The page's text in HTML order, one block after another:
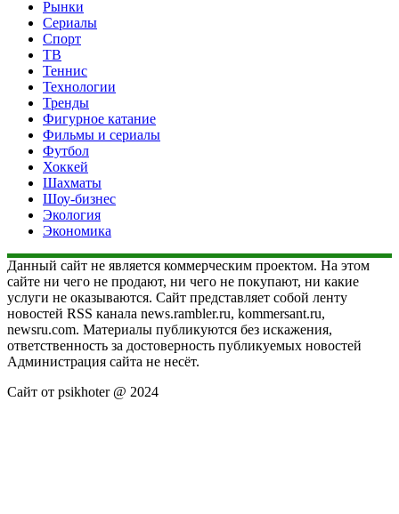
Рынки
Сериалы
Спорт
ТВ
Теннис
Технологии
Тренды
Фигурное катание
Фильмы и сериалы
Футбол
Хоккей
Шахматы
Шоу-бизнес
Экология
Экономика
Данный сайт не является коммерческим проектом. На этом
сайте ни чего не продают, ни чего не покупают, ни какие
услуги не оказываются. Сайт представляет собой ленту
новостей RSS канала news.rambler.ru, kommersant.ru,
newsru.com. Материалы публикуются без искажения,
ответственность за достоверность публикуемых новостей
Администрация сайта не несёт.
Сайт от psikhoter @ 2024